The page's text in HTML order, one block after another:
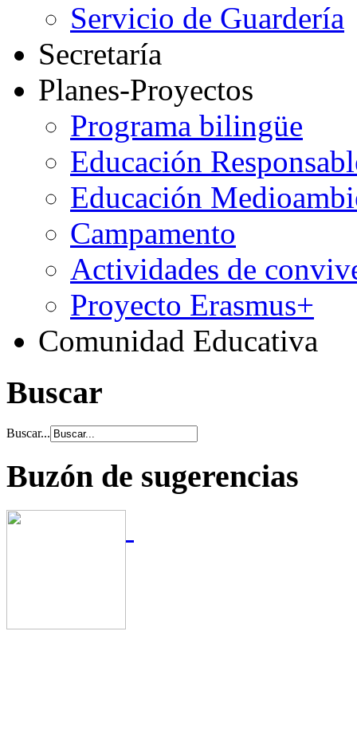
Servicio de Guardería
Secretaría
Planes-Proyectos
Programa bilingüe
Educación
Educación
Campamento
Actividades de
Proyecto Erasmus+
Comunidad Educativa
Buscar
Buscar...
Buzón de sugerencias